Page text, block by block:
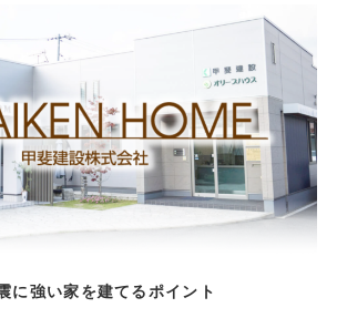
に強い家を建てるポイント